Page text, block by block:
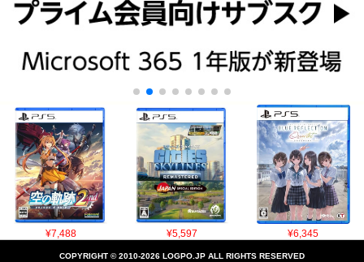
¥7,488 ¥5,597 ¥6,345
COPYRIGHT © 2010-2026 LOGPO.JP ALL RIGHTS RESERVED